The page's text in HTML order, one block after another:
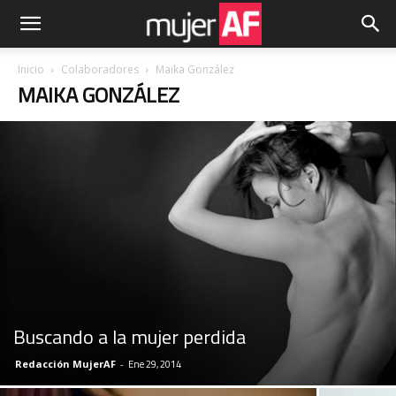
Inicio Colaboradores Maika González
MAIKA GONZÁLEZ
Buscando a la mujer perdida
Redacción MujerAF - Ene 29, 2014